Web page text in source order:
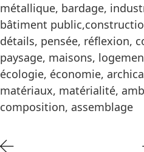
métallique, bardage,
bâtiment
détails, pensée, réflexion,
paysage, maisons,
écologie, économie,
matériaux, matérialité,
composition, assemblage